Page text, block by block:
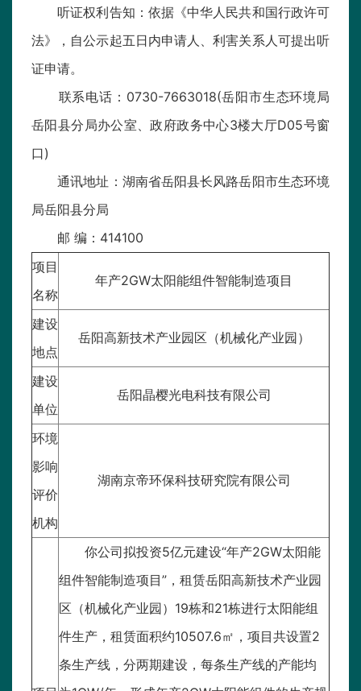
听证权利告知：依据《中华人民共和国行政许可
法》，自公示起五日内申请人、利害关系人可提出听
证申请。
联系电话：0730-7663018(岳阳市生态环境局
岳阳县分局办公室、政府政务中心3楼大厅D05号窗
口)
通讯地址：湖南省岳阳县长风路岳阳市生态环境
局岳阳县分局
邮 编：414100
项目
名称
年产2GW太阳能组件智能制造项目
建设
地点
岳阳高新技术产业园区（机械化产业园）
建设
单位
岳阳晶樱光电科技有限公司
环境
影响
评价
机构
湖南京帝环保科技研究院有限公司
你公司拟投资5亿元建设“年产2GW太阳能
组件智能制造项目”，租赁岳阳高新技术产业园
区（机械化产业园）19栋和21栋进行太阳能组
件生产，租赁面积约10507.6㎡，项目共设置2
条生产线，分两期建设，每条生产线的产能均